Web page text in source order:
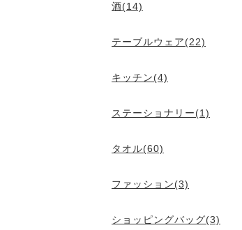
酒(14)
テーブルウェア(22)
キッチン(4)
ステーショナリー(1)
タオル(60)
ファッション(3)
ショッピングバッグ(3)